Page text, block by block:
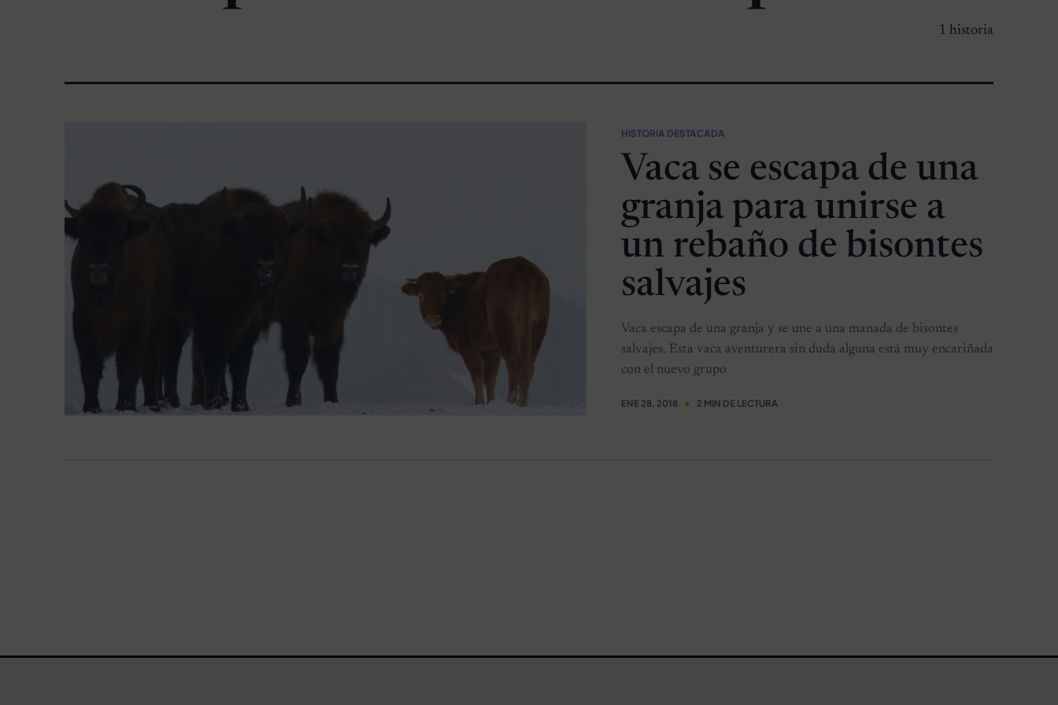
1 historia
HISTORIA DESTACADA
Vaca se escapa de una
granja para unirse a
un rebaño de bisontes
salvajes
Vaca escapa de una granja y se une a una manada de bisontes
salvajes. Esta vaca aventurera sin duda alguna está muy encariñada
con el nuevo grupo
ENE 28, 2018 2 MIN DE LECTURA